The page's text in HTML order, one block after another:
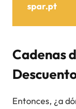
spar.pt
Cadenas
Entonces, ¿a